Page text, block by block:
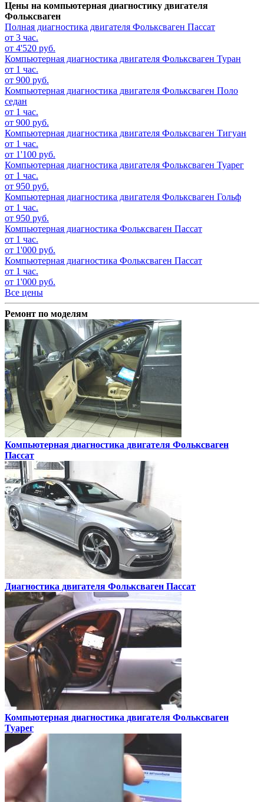
Цены на компьютерная диагностику двигателя
Фольксваген
Полная диагностика двигателя Фольксваген Пассат
от 3 час.
от 4'520 руб.
Компьютерная диагностика двигателя Фольксваген Туран
от 1 час.
от 900 руб.
Компьютерная диагностика двигателя Фольксваген Поло
седан
от 1 час.
от 900 руб.
Компьютерная диагностика двигателя Фольксваген Тигуан
от 1 час.
от 1'100 руб.
Компьютерная диагностика двигателя Фольксваген Туарег
от 1 час.
от 950 руб.
Компьютерная диагностика двигателя Фольксваген Гольф
от 1 час.
от 950 руб.
Компьютерная диагностика Фольксваген Пассат
от 1 час.
от 1'000 руб.
Компьютерная диагностика Фольксваген Пассат
от 1 час.
от 1'000 руб.
Все цены
Ремонт по моделям
Компьютерная диагностика двигателя Фольксваген
Пассат
Диагностика двигателя Фольксваген Пассат
Компьютерная диагностика двигателя Фольксваген
Туарег